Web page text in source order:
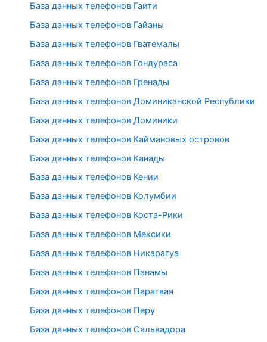
База данных телефонов Гаити
База данных телефонов Гайаны
База данных телефонов Гватемалы
База данных телефонов Гондураса
База данных телефонов Гренады
База данных телефонов Доминиканской Республики
База данных телефонов Доминики
База данных телефонов Каймановых островов
База данных телефонов Канады
База данных телефонов Кении
База данных телефонов Колумбии
База данных телефонов Коста-Рики
База данных телефонов Мексики
База данных телефонов Никарагуа
База данных телефонов Панамы
База данных телефонов Парагвая
База данных телефонов Перу
База данных телефонов Сальвадора